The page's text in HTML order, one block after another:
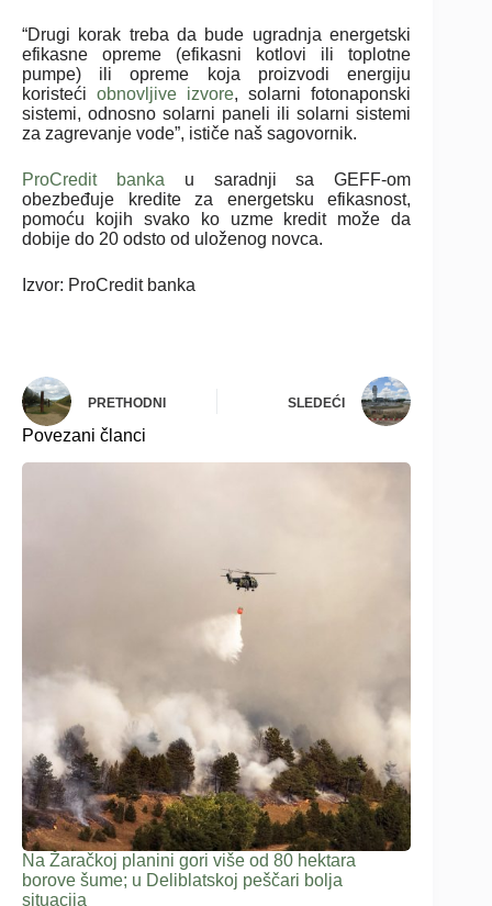
“Drugi korak treba da bude ugradnja energetski
efikasne opreme (efikasni kotlovi ili toplotne
pumpe) ili opreme koja proizvodi energiju
koristećiobnovljive izvore, solarni fotonaponski
sistemi, odnosno solarni paneli ili solarni sistemi
za zagrevanje vode”, ističe naš sagovornik.
ProCredit banka u saradnji sa GEFF-om
obezbeđuje kredite za energetsku efikasnost,
pomoću kojih svako ko uzme kredit može da
dobije do 20 odsto od uloženog novca.
Izvor: ProCredit banka
PRETHODNI SLEDEĆI
Povezani članci
Na Žaračkoj planini gori više od 80 hektara
borove šume; u Deliblatskoj peščari bolja
situacija